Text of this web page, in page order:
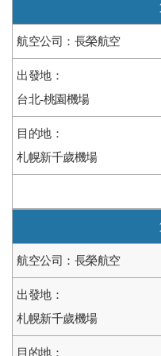
長榮航空
台北-桃園機場
札幌新千歲機場
長榮航空
札幌新千歲機場